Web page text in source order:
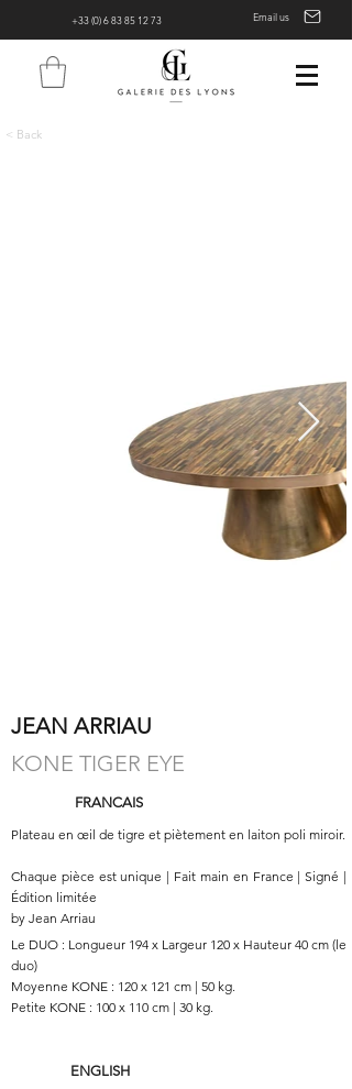
+33 (0) 6 83 85 12 73 Email us
< Back
JEAN ARRIAU
KONE TIGER EYE
FRANCAIS
Plateau en œil de tigre et piètement en laiton poli miroir.
Chaque pièce est unique | Fait main en France | Signé |
Édition limitée
by Jean Arriau
Le DUO : Longueur 194 x Largeur 120 x Hauteur 40 cm (le
duo)
Moyenne KONE : 120 x 121 cm | 50 kg.
Petite KONE : 100 x 110 cm | 30 kg.
ENGLISH